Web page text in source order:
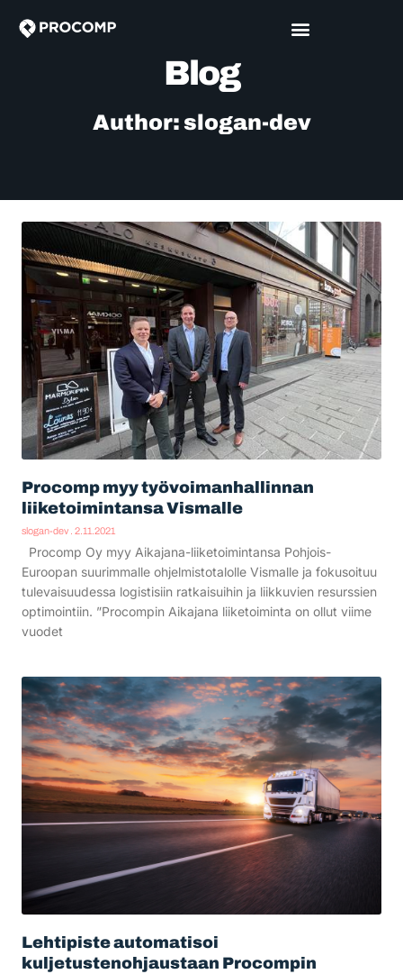
Blog
Author:slogan-dev
Procomp myy työvoimanhallinnan
liiketoimintansa Vismalle
slogan-dev 2.11.2021
Procomp Oy myy Aikajana-liiketoimintansa Pohjois-
Euroopan suurimmalle ohjelmistotalolle Vismalle ja fokusoituu
tulevaisuudessa logistisiin ratkaisuihin ja liikkuvien resurssien
optimointiin. ”Procompin Aikajana liiketoiminta on ollut viime
vuodet
Lehtipiste automatisoi
kuljetustenohjaustaan Procompin